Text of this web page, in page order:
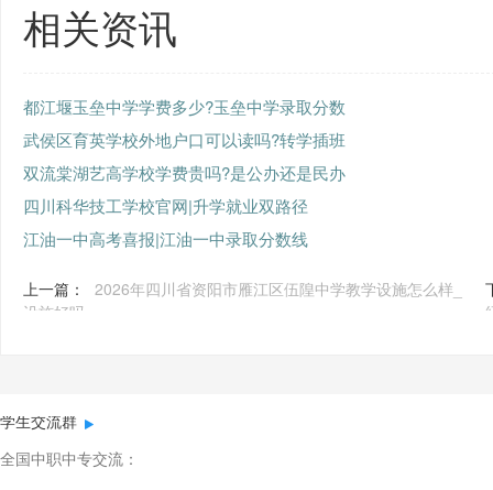
相关资讯
都江堰玉垒中学学费多少?玉垒中学录取分数
武侯区育英学校外地户口可以读吗?转学插班
双流棠湖艺高学校学费贵吗?是公办还是民办
四川科华技工学校官网|升学就业双路径
江油一中高考喜报|江油一中录取分数线
上一篇：
2026年四川省资阳市雁江区伍隍中学教学设施怎么样_
设施好吗
学生交流群
全国中职中专交流：